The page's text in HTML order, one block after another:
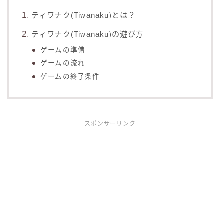
ティワナク(Tiwanaku)とは？
ティワナク(Tiwanaku)の遊び方
ゲームの準備
ゲームの流れ
ゲームの終了条件
スポンサーリンク